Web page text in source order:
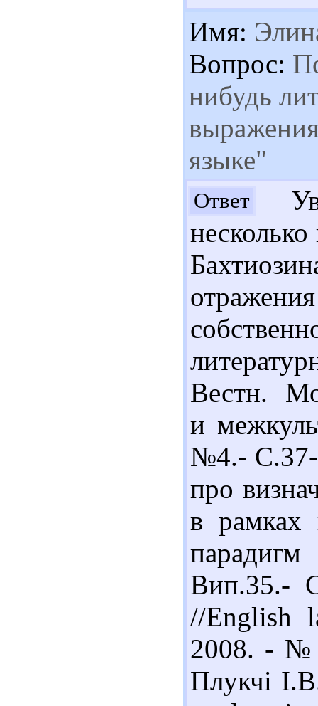
Имя:
Вопрос:
нибудь
языке"
Ответ
Вестн.
и
№4.- С.37-
про
в рамках
Вип.35.-
//English
2008. - №
Плукчі